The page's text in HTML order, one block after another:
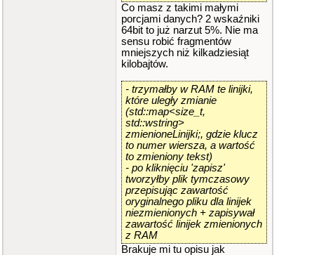
Co masz z takimi małymi
porcjami danych? 2 wskaźniki
64bit to już narzut 5%. Nie ma
sensu robić fragmentów
mniejszych niż kilkadziesiąt
kilobajtów.
- trzymałby w RAM te linijki,
które uległy zmianie
(std::map<size_t,
std::wstring>
zmienioneLinijki;, gdzie klucz
to numer wiersza, a wartość
to zmieniony tekst)
- po kliknięciu 'zapisz'
tworzyłby plik tymczasowy
przepisując zawartość
oryginalnego pliku dla linijek
niezmienionych + zapisywał
zawartość linijek zmienionych
z RAM
Brakuje mi tu opisu jak